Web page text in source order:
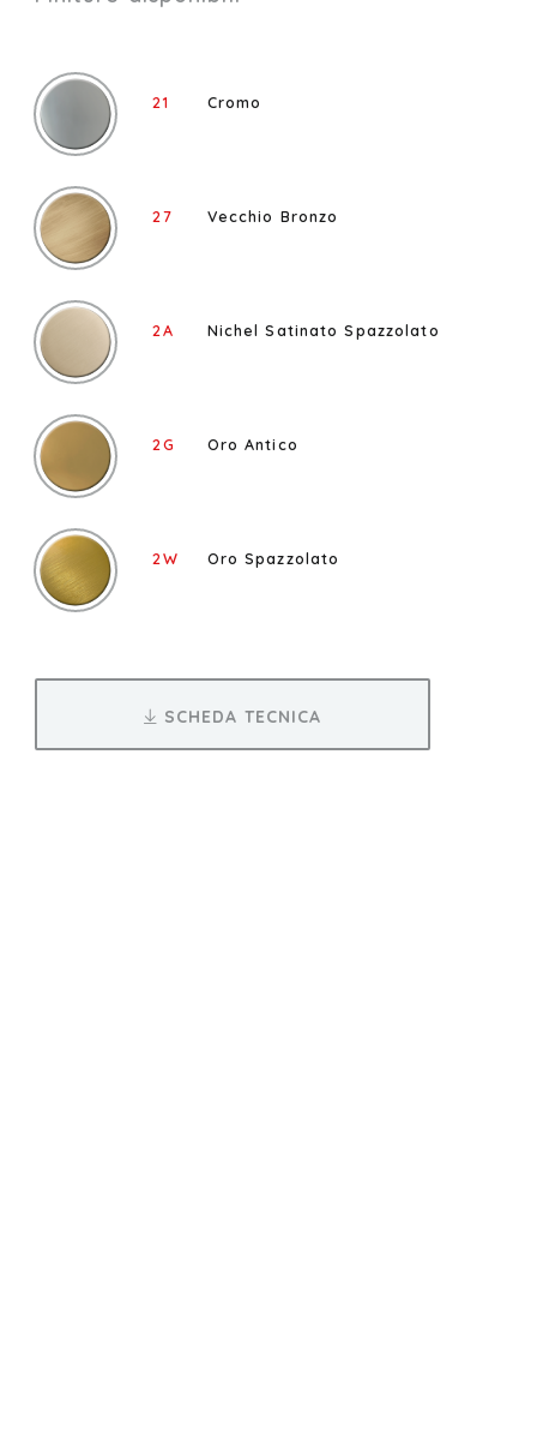
21 Cromo
27 Vecchio Bronzo
2A Nichel Satinato Spazzolato
2G Oro Antico
2W Oro Spazzolato
SCHEDA TECNICA